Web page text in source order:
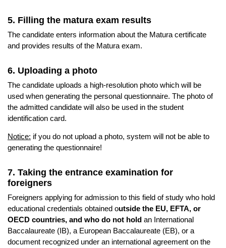
5. Filling the matura exam results
The candidate enters information about the Matura certificate
and provides results of the Matura exam.
6. Uploading a photo
The candidate uploads a high-resolution photo which will be
used when generating the personal questionnaire. The photo of
the admitted candidate will also be used in the student
identification card.
Notice: if you do not upload a photo, system will not be able to
generating the questionnaire!
7. Taking the entrance examination for
foreigners
Foreigners applying for admission to this field of study who hold
educational credentials obtained outside the EU, EFTA, or
OECD countries, and who do not hold an International
Baccalaureate (IB), a European Baccalaureate (EB), or a
document recognized under an international agreement on the